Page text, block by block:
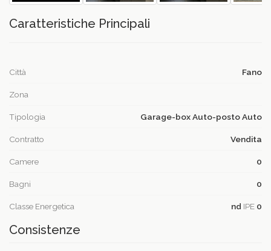
Caratteristiche Principali
Città Fano
Zona
Tipologia Garage-box Auto-posto Auto
Contratto Vendita
Camere 0
Bagni 0
Classe Energetica nd IPE 0
Consistenze